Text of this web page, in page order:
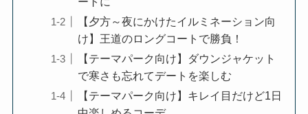
【夕方～夜にかけたイルミネーション向
け】王道のロングコートで勝負！
【テーマパーク向け】ダウンジャケット
で寒さも忘れてデートを楽しむ
【テーマパーク向け】キレイ目だけど1日